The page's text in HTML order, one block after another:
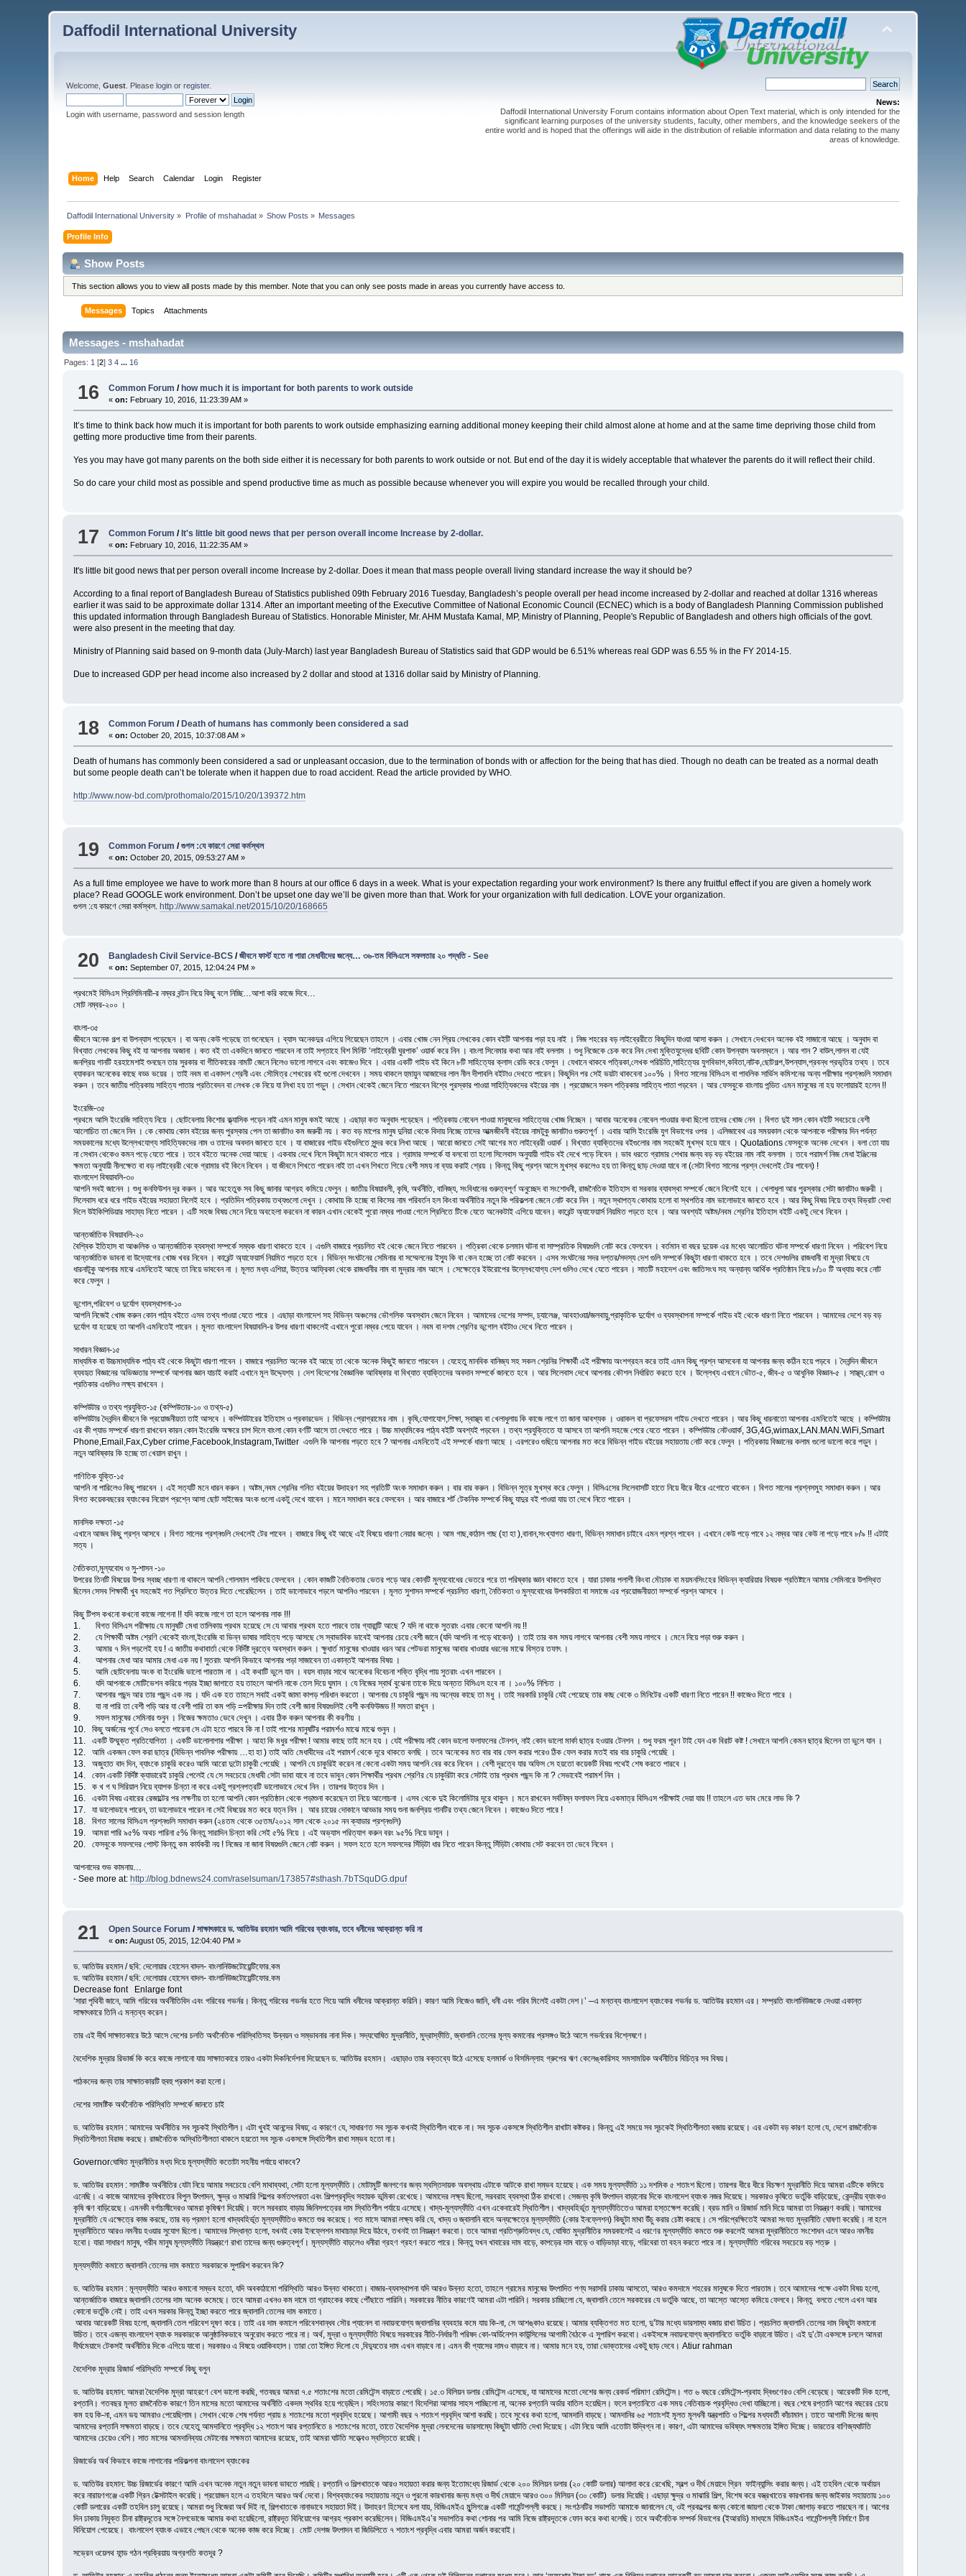
Daffodil International University
Welcome,Guest . Pleaselogin orregister.
Login with username, password and session length
News:
Daffodil International University Forum contains information about Open Text material, which is only intended for the
significant learning purposes of the university students, faculty, other members, and the knowledge seekers of the
entire world and is hoped that the offerings will aide in the distribution of reliable information and data relating to the many
areas of knowledge.
Home Help Search Calendar Login Register
Daffodil International University » Profile of mshahadat» Show Posts » Messages
Profile Info
Show Posts
This section allows you to view all posts made by this member. Note that you can only see posts made in areas you currently have access to.
Messages Topics Attachments
Messages - mshahadat
Pages: 1 [2]3 4 ... 16
16 Common Forum / how much it is important for both parents to work outside
«on: February 10, 2016, 11:23:39 AM »
It’s time to think back how much it is important for both parents to work outside emphasizing earning additional money keeping their child almost alone at home and at the same time depriving those child from
getting more productive time from their parents.
Yes you may have got many parents on the both side either it is necessary for both parents to work outside or not. But end of the day it is widely acceptable that whatever the parents do it will reflect their child.
So do care your child most as possible and spend productive time as much as possible because whenever you will expire you would be recalled through your child.
17 Common Forum /It's little bit good news that per person overall income Increase by 2-dollar.
«on: February 10, 2016, 11:22:35 AM »
It's little bit good news that per person overall income Increase by 2-dollar. Does it mean that mass people overall living standard increase the way it should be?
According to a final report of Bangladesh Bureau of Statistics published 09th February 2016 Tuesday, Bangladesh’s people overall per head income increased by 2-dollar and reached at dollar 1316 whereas
earlier it was said to be approximate dollar 1314. After an important meeting of the Executive Committee of National Economic Council (ECNEC) which is a body of Bangladesh Planning Commission published
this updated information through Bangladesh Bureau of Statistics. Honorable Minister, Mr. AHM Mustafa Kamal, MP, Ministry of Planning, People's Republic of Bangladesh and others high officials of the govt.
were also present in the meeting that day.
Ministry of Planning said based on 9-month data (July-March) last year Bangladesh Bureau of Statistics said that GDP would be 6.51% whereas real GDP was 6.55 % in the FY 2014-15.
Due to increased GDP per head income also increased by 2 dollar and stood at 1316 dollar said by Ministry of Planning.
18 Common Forum / Death of humans has commonly been considered a sad
«on: October 20, 2015, 10:37:08 AM »
Death of humans has commonly been considered a sad or unpleasant occasion, due to the termination of bonds with or affection for the being that has died. Though no death can be treated as a normal death
but some people death can’t be tolerate when it happen due to road accident. Read the article provided by WHO.
http://www.now-bd.com/prothomalo/2015/10/20/139372.htm
19 Common Forum /গুগল :যে কারণে সেরা কর্মস্থল
«on: October 20, 2015, 09:53:27 AM »
As a full time employee we have to work more than 8 hours at our office 6 days in a week. What is your expectation regarding your work environment? Is there any fruitful effect if you are given a homely work
place? Read GOOGLE work environment. Don’t be upset one day we’ll be given more than that. Work for your organization with full dedication. LOVE your organization.
গুগল :যে কারণে সেরা কর্মস্থল.http://www.samakal.net/2015/10/20/168665
20 Bangladesh Civil Service-BCS/জীবনে ফার্স্ট হতে না পারা মেধাবীদের জন্যে… ৩৬-তম বিসিএসে সফলতার ২০ পদ্ধতি - See
«on: September 07, 2015, 12:04:24 PM »
প্রথমেই বিসিএস প্রিলিমিনারী-র নম্বর বন্টন নিয়ে কিছু বলে নিচ্ছি…আশা করি কাজে দিবে…
মোট নম্বর-২০০ ।
বাংলা-৩৫
জীবনে অনেক গল্প বা উপন্যাস পড়েছেন । বা অন্য কেউ পড়েছে তা শুনেছেন । ব্যাস অনেকদুর এগিয়ে গিয়েছেন তাহলে । এবার খোজ নেন প্রিয় লেখকের কোন বইটি আপনার পড়া হয় নাই । নিজ শহরের বড় লাইব্রেরীতে কিছুদিন যাওয়া আসা করুন । সেখানে দেখবেন অনেক বই সাজানো আছে । অনুবাদ বা
বিখ্যাত লেখকের কিছু বই যা আপনার অজানা । কত বই তা একদিনে জানতে পারবেন না তাই সপ্তাহে বিশ মিনিট ‘লাইব্রেরী ঘুরপাক’ ওয়ার্ক করে নিন । বাংলা সিনেমার কথা আর নাই বললাম । শুধু নিজেকে চেক করে নিন দেখা মুক্তিযুদ্ধের ছবিটি কোন উপন্যাস অবলম্বনে । আর গান ? বাউল,লালন বা যেই
জনপ্রিয় গানটি হরহামেশাই শুনছেন তার সুরকার বা গীতিকারের নামটি জেনে নিলেও ভালো লাগবে এবং কাজেও দিবে । এবার একটি গাইড বই কিনে ৮টি সাহিত্যের ক্লাস রেডি করে ফেলুন । যেখানে থাকবে পত্রিকা,লেখক পরিচিতি,সাহিত্যের যুগবিভাগ,কবিতা,নাটক,ছোটগল্প,উপন্যাস,প্রবন্ধ প্রভৃতির তথ্য । তবে
ব্যাকরন অনেকের কাছে বড্ড ভয়ের । তাই নবম বা একাদশ শ্রেনী এবং সৌমিত্র শেখরের বই গুলো দেখবেন । সময় থাকলে হুমায়ুন আজাদের লাল নীল দীপাবলি বইটাও দেখতে পারেন। কিছুদিন পর সেই ভয়টা থাকবেনা ১০০% । বিগত সালের বিসিএস বা পাবলিক সার্ভিস কমিশনের অন্য পরীক্ষার প্রশ্নগুলি সমাধান
করুন । তবে জাতীয় পত্রিকায় সাহিত্য পাতার প্রতিবেদন বা লেখক কে নিয়ে যা লিখা হয় তা পড়ুন । সেখান থেকেই জেনে নিতে পারবেন বিশ্বে পুরস্কার পাওয়া সাহিত্যিকদের বইয়ের নাম । প্রয়োজনে সকল পত্রিকার সাহিত্য পাতা পড়বেন । আর ফেসবুকে বাংলায় পন্ডিত এমন মানুষের না হয় ফলোয়ারই হলেন !!
ইংরেজি-৩৫
প্রথমে আসি ইংরেজি সাহিত্য নিয়ে । ছোটবেলায় কিশোর ক্ল্যাসিক পড়েন নাই এমন মানুষ কমই আছে । এছাড়া কত অনুবাদ পড়েছেন । পত্রিকায় নোবেল পাওয়া মানুষদের সাহিত্যের খোজ নিচ্ছেন । আবার অনেকের নোবেল পাওয়ার কথা ছিলো তাদের খোজ নেন । বিগত দুই সাল কোন বইটি সবচেয়ে বেশী
আলোচিত তা জেনে নিন । কে কোথায় কোন বইয়ের জন্য পুরস্কার পেল তা জানাটাও কম জরুরী নয় । কত বড় মাপের মানুষ দুনিয়া থেকে বিদায় নিচ্ছে তাদের আত্মজীবনী বইয়ের নামটুকু জানাটাও গুরুতপূর্ণ । এবার আসি ইংরেজি যুগ বিভাগের ওপর । এলিজাবেথ এর সময়কাল থেকে আপনাকে পরীক্ষার দিন পর্যন্ত
সময়কালের মধ্যে উল্লেখযোগ্য সাহিত্যিকদের নাম ও তাদের অবদান জানতে হবে । যা বাজারের গাইড বইগুলিতে সুন্দর করে লিখা আছে । আরো জানতে সেই আগের মত লাইব্রেরী ওয়ার্ক । বিখ্যাত ব্যাক্তিদের বইগুলোর নাম সহজেই মুখস্থ হয়ে যাবে । Quotations ফেসবুকে অনেক দেখেন । বলা তো যায়
না সেখান থেকেও কমন পড়ে যেতে পারে । তবে বইতে অনেক দেয়া আছে । একবার দেখে নিলে কিছুটা মনে থাকতে পারে । গ্রামার সম্পর্কে যা বলবো তা হলো সিলেবাস অনুযায়ী গাইড বই দেখে পড়ে নিবেন । ভাব ধরতে গ্রামার শেখার জন্য বড় বড় বইয়ের নাম নাই বললাম । তবে পরামর্শ নিজ মেধা ইঞ্জিনের
ক্ষমতা অনুযায়ী নীলক্ষেত বা বড় লাইব্রেরী থেকে গ্রামার বই কিনে নিবেন । যা জীবনে শিখতে পারেন নাই তা এখন শিখতে গিয়ে বেশী সময় না ব্যয় করাই শ্রেয় । কিন্তু কিছু প্রশ্ন আসে মুখস্থ করলেও হয় তা কিন্তু ছাড় দেওয়া যাবে না (সেটা বিগত সালের প্রশ্ন দেখলেই টের পাবেন) !
বাংলাদেশ বিষয়াবলি-৩০
আপনি সবই জানেন । শুধু কনফিউশন দূর করুন । আর অহেতুক সব কিছু জানার আগ্রহ কমিয়ে ফেলুন । জাতীয় বিষয়াবলী, কৃষি, অর্থনীতি, বানিজ্য, সংবিধানের গুরুত্বপূর্ণ অনুচ্ছেদ বা সংশোধনী, রাজনৈতিক ইতিহাস বা সরকার ব্যাবস্থা সম্পর্কে জেনে নিলেই হবে । খেলাধুলা আর পুরস্কার সেটা জানাটাও জরুরী ।
সিলেবাস ধরে ধরে গাইড বইয়ের সহায়তা নিলেই হবে । প্রতিদিন পত্রিকায় তথ্যগুলো দেখুন । কোথায় কি হচ্ছে বা কিসের নাম পরিবর্তন হল কিংবা অর্থনীতির নতুন কি পরিকল্পনা জেনে নোট করে নিন । নতুন স্থাপত্য কোথায় হলো বা স্থপতির নাম ভালোভাবে জানতে হবে । আর কিছু বিষয় নিয়ে তথ্য বিভ্রাট দেখা
দিলে উইকিপিডিয়ার সাহায্য নিতে পারেন । এটি সহজ বিষয় মেনে নিয়ে অবহেলা করবেন না কারন এখান থেকেই পুরো নম্বর পাওয়া গেলে প্রিলিতে টিকে যেতে অনেকটাই এগিয়ে যাবেন। কারেন্ট অ্যাফেয়ার্স নিয়মিত পড়তে হবে । আর অবশ্যই অষ্টম/নবম শ্রেণির ইতিহাস বইটি একটু দেখে নিবেন ।
আন্তর্জাতিক বিষয়াবলি-২০
বৈশ্বিক ইতিহাস বা আঞ্চলিক ও আন্তর্জাতিক ব্যবস্থা সম্পর্কে সম্যক ধারণা থাকতে হবে । এগুলি বাজারে প্রচলিত বই থেকে জেনে নিতে পারবেন । পত্রিকা থেকে চলমান ঘটনা বা সাম্প্রতিক বিষয়গুলি নোট করে ফেলবেন । বর্তমান বা বছর দুয়েক এর মধ্যে আলোচিত ঘটনা সম্পর্কে ধারণা নিবেন । পরিবেশ নিয়ে
আন্তর্জাতিক ভাবনা বা উদ্যোগের খোজ খবর নিবেন । কারেন্ট অ্যাফেয়ার্স নিয়মিত পড়তে হবে । বিভিন্ন সংঘটনের সেমিনার বা সম্মেলনের ইস্যু কি বা কেন হচ্ছে তা নোট করবেন । এসব সংঘটনের সদর দপ্তর/সদস্য দেশ গুলি সম্পর্কে কিছুটা ধারণা থাকতে হবে । তবে দেশগুলির রাজধানী বা মুদ্রা বিষয়ে যে
ধারনাটুকু আপনার মাঝে এমনিতেই আছে তা নিয়ে ভাববেন না । মূলত মধ্য এশিয়া, উত্তর আফ্রিকা থেকে রাজধানীর নাম বা মুদ্রার নাম আসে । সেক্ষেত্রে ইউরোপের উল্লেখযোগ্য দেশ গুলিও দেখে যেতে পারেন । সাতটি মহাদেশ এবং জাতিসংঘ সহ অন্যান্য আর্থিক প্রতিষ্ঠান নিয়ে ৮/১০ টি অধ্যায় করে নোট
করে ফেলুন ।
ভুগোল,পরিবেশ ও দুর্যোগ ব্যবস্থাপনা-১০
আপনি নিজেই খোজ করুন কোন পাঠ্য বইতে এসব তথ্য পাওয়া যেতে পারে । এছাড়া বাংলাদেশ সহ বিভিন্ন অঞ্চলের ভৌগলিক অবস্থান জেনে নিবেন । আমাদের দেশের সম্পদ, চ্যালেঞ্জ, আবহাওয়া/জলবায়ু,প্রাকৃতিক দুর্যোগ ও ব্যবস্থাপনা সম্পর্কে গাইড বই থেকে ধারণা নিতে পারবেন । আমাদের দেশে বড় বড়
দুর্যোগ যা হয়েছে তা আপনি এমনিতেই পারেন । মূলত বাংলাদেশ বিষয়াবলি-র উপর ধারণা থাকলেই এখানে পুরো নম্বর পেয়ে যাবেন । নবম বা দশম শ্রেণির ভূগোল বইটাও দেখে নিতে পারেন ।
সাধারন বিজ্ঞান-১৫
মাধ্যমিক বা উচ্চমাধ্যমিক পাঠ্য বই থেকে কিছুটা ধারণা পাবেন । বাজারে প্রচলিত অনেক বই আছে তা থেকে অনেক কিছুই জানতে পারবেন । যেহেতু মানবিক বানিজ্য সহ সকল শ্রেনির শিক্ষার্থী এই পরীক্ষায় অংশগ্রহন করে তাই এমন কিছু প্রশ্ন আসবেনা যা আপনার জন্য কঠিন হয়ে পড়বে । দৈনন্দিন জীবনে
ব্যবহৃত বিজ্ঞানের অভিজ্ঞতার সম্পর্কে আপনার জ্ঞান যাচাই করাই এখানে মূল উদ্দ্যেশ্য । দেশ বিদেশের বৈজ্ঞানিক আবিষ্কার বা বিখ্যাত ব্যাক্তিদের অবদান সম্পর্কে জানতে হবে । আর সিলেবাস দেখে আপনার কৌশল নির্ধারিত করতে হবে । উল্লেখ্য এখানে ভৌত-৫, জীব-৫ ও আধুনিক বিজ্ঞান-৫ । সাস্থ্য,রোগ ও
প্রতিকার এগুলিও লক্ষ্য রাখবেন ।
কম্পিউটার ও তথ্য প্রযুক্তি-১৫ (কম্পিউতার-১০ ও তথ্য-৫)
কম্পিউটার দৈনন্দিন জীবনে কি প্রয়োজনীয়তা তাই আসবে । কম্পিউটারের ইতিহাস ও প্রকারভেদ । বিভিন্ন প্রোগ্রামের নাম । কৃষি,যোগাযোগ,শিক্ষা, স্বাস্থ্য বা খেলাধুলায় কি কাজে লাগে তা জানা আবশ্যক । ওরাকল বা প্রফেসরস গাইড দেখতে পারেন । আর কিছু ধারনাতো আপনার এমনিতেই আছে । কম্পিউটার
এর কী প্যাড সম্পর্কে ধারণা রাখবেন কারন কোন ইংরেজি অক্ষরে চাপ দিলে বাংলা কোন বর্ণটি আসে তা দেখতে পারে । উচ্চ মাধ্যমিকের পাঠ্য বইটি অবশ্যই পড়বেন । তথ্য প্রযুক্তিতে যা আসবে তা আপনি সহজে পেরে যেতে পারেন । কম্পিউটার নেটওয়ার্ক, 3G,4G,wimax,LAN.MAN.WiFi,Smart
Phone,Email,Fax,Cyber crime,Facebook,Instagram,Twitter এগুলি কি আপনার পড়তে হবে ? আপনার এমনিতেই এই সম্পর্কে ধারণা আছে । এরপরেও গুছিয়ে আপনার মত করে বিভিন্ন গাইড বইয়ের সহায়তায় নোট করে ফেলুন । পত্রিকায় বিজ্ঞানের কলাম গুলো ভালো করে পড়ুন ।
নতুন আবিষ্কার কি হচ্ছে তা খেয়াল রাখুন ।
গাণিতিক যুক্তি-১৫
আপনি না পারিলেও কিছু পারবেন । এই সত্যটি মনে ধারন করুন । অষ্টম,নবম শ্রেনির গনিত বইয়ের উদাহরণ সহ প্রতিটি অংক সমাধান করুন । বার বার করুন । বিভিন্ন সুত্র মুখস্থ করে ফেলুন । বিসিএসের সিলেবাসটি হাতে নিয়ে ধীরে ধীরে এগোতে থাকেন । বিগত সালের প্রশ্নসমুহ সমাধান করুন । আর
বিগত কয়েকবছরের ব্যাংকের নিয়োগ প্রশ্নে আসা ছোট সাইজের অংক গুলো একটু দেখে যাবেন । মানে সমাধান করে ফেলবেন । আর বাজারে শর্ট টেকনিক সম্পর্কে কিছু যাদুর বই পাওয়া যায় তা দেখে নিতে পারেন ।
মানসিক দক্ষতা -১৫
এখানে আজব কিছু প্রশ্ন আসবে । বিগত সালের প্রশ্নগুলি দেখলেই টের পাবেন । বাজারে কিছু বই আছে এই বিষয়ে ধারণা নেয়ার জন্যে । আম গাছ,কাঠাল গাছ (হা হা ),বানান,সংখ্যাগত ধারণা, বিভিন্ন সমাধান চাইবে এমন প্রশ্ন পাবেন । এখানে কেউ পড়ে পাবে ১২ নম্বর আর কেউ না পড়ে পাবে ৮/৯ !! এটাই
সত্য ।
নৈতিকতা,মুল্যবোধ ও সু-শাসন -১০
উপরের তিনটি বিষয়ের উপর স্বচ্ছ ধারণা না থাকলে আপনি গোলমাল পাকিয়ে ফেলবেন । কোন কাজটি নৈতিকতার ভেতর পড়ে আর কোনটি মুল্যবোধের ভেতরে পরে তা পরিষ্কার জ্ঞান থাকতে হবে । যারা ঢাকার পলাশী কিংবা মৌচাক বা ময়মনসিংহের বিভিন্ন ক্যারিয়ার বিষয়ক প্রতিষ্টানে আমার সেমিনারে উপস্থিত
ছিলেন সেসব শিক্ষার্থী খুব সহজেই গত প্রিলিতে উত্তর দিতে পেরেছিলেন । তাই ভালোভাবে পড়লে আপনিও পারবেন । মূলত সুশাসন সম্পর্কে প্রচলিত ধারণা, নৈতিকতা ও মুল্যবোধের উপকারিতা বা সমাজে এর প্রয়োজনীয়তা সম্পর্কে প্রশ্ন আসবে ।
কিছু টিপস কখনো কখনো কাজে লাগেনা !! যদি কাজে লাগে তা হলে আপনার লাক !!!
1. বিগত বিসিএস পরীক্ষায় যে মানুষটি মেধা তালিকায় প্রথম হয়েছে সে যে আবার প্রথম হতে পারবে তার গ্যারান্টি আছে ? যদি না থাকে সুতরাং এবার কেনো আপনি নয় !!
2. যে শিক্ষার্থী অষ্টম শ্রেণি থেকেই বাংলা,ইংরেজি বা ভিন্ন ভাষার সাহিত্য পড়ে আসছে সে স্বাভাবিক ভাবেই আপনার চেয়ে বেশী জানে (যদি আপনি না পড়ে থাকেন) । তাই তার কম সময় লাগবে আপনার বেশী সময় লাগবে । মেনে নিয়ে পড়া শুরু করুন ।
3. আমার ৭ দিন পড়লেই হয় ! এ জাতীয় কথাবার্তা থেকে নির্দিষ্ট দূরত্বে অবস্থান করুন । ক্ষুধার্ত মানুষের খাওয়ার ধরন আর পেটভরা মানুষের আবার খাওয়ার ধরনের মাঝে বিস্তর তফাৎ ।
4. আপনার মেধা আর আমার মেধা এক নয় ! সুতরাং আপনি কিভাবে আপনার পড়া সাজাবেন তা একান্তই আপনার বিষয় ।
5. আমি ছোটবেলায় অংক বা ইংরেজি ভালো পারতাম না । এই কথাটি ভুলে যান । বয়স বাড়ার সাথে অনেকের বিবেচনা শক্তি বৃদ্ধি পায় সুতরাং এখন পারবেন ।
6. যদি আপনাকে মোটিভেশন করিয়ে পড়ার ইচ্ছা জাগাতে হয় তাহলে আপনি নাকে তেল দিয়ে ঘুমান । যে নিজের স্বার্থ বুঝেনা তাকে দিয়ে অন্তত বিসিএস হবে না । ১০০% নিশ্চিত ।
7. আপনার পছন্দ আর তার পছন্দ এক নয় । যদি এক হত তাহলে সবাই একই জামা কাপড় পরিধান করতো । আপনার যে চাকুরি পছন্দ নয় অন্যের কাছে তা মধু । তাই সরকারি চাকুরি যেই পেয়েছে তার কাছ থেকে ৩ মিনিটের একটি ধারণা নিতে পারেন !! কাজেও দিতে পারে ।
8. যা না পারি তা বেশী পড়ি আর যা বেশী পারি তা কম পড়ি =পরীক্ষার দিন তাই বেশী জানা বিষয়গুলিই বেশী কনফিউজড !! সমতা রাখুন ।
9. সফল মানুষের সেমিনার শুনুন । নিজের ক্ষমতাও ভেবে দেখুন । এবার ঠিক করুন আপনার কী করণীয় ।
10. কিছু অর্জনের পূর্বে সেও বলতে পারেনা সে এটা হতে পারবে কি না ! তাই পাশের মানুষটির পরামর্শও মাঝে মাঝে শুনুন ।
11. একটি উম্মুক্ত প্রতিযোগিতা । একটি ভালোলাগার পরীক্ষা । আহা কি মধুর পরীক্ষা ! আমার কাছে তাই মনে হয় । যেই পরীক্ষায় নাই কোন ভালো ফলাফলের টেনশন, নাই কোন ভালো মার্কা ছাত্র হওয়ার টেনশন । শুধু ফরম পূরণ টাই যেন এক বিরাট কষ্ট ! সেখানে আপনি কেমন ছাত্র ছিলেন তা ভুলে যান ।
12. আমি একজন ফেল করা ছাত্র (বিভিন্ন পাবলিক পরীক্ষায় …হা হা ) তাই অতি মেধাবীদের এই পরামর্শ থেকে দূরে থাকতে বলছি । তবে অনেকের মত বার বার ফেল করার পরেও ঠিক ফেল করার মতই বার বার চাকুরি পেয়েছি ।
13. অজুহাত বাদ দিন, ব্যাংকে চাকুরি করেও আমি আরো দুটো চাকুরী পেয়েছি । আপনি যে চাকুরিই করেন না কেনো একটা সময় আপনি বের করে নিবেন । বেশী দূরত্বে যার অফিস সে হয়তো কয়েকটি বিষয় পথেই শেষ করতে পারবে ।
14. কোন একটি নির্দিষ্ট ক্যাডারেই চাকুরি পেলেই যে সে সবচেয়ে মেধাবী সেটা ভাবা যাবে না তবে ভাবুন কোন শিক্ষার্থীর প্রথম শ্রেণির যে চাকুরিটা করে সেটাই তার প্রথম পছন্দ কি না ? সেভাবেই পরামর্শ নিন ।
15. ক খ গ ঘ সিরিয়াল নিয়ে ব্যাপক চিন্তা না করে একটু প্রশ্নপত্রটি ভালোভাবে দেখে নিন । তারপর উত্তর দিন ।
16. একটা বিষয় এবারের রেজাল্টের পর লক্ষণীয় তা হলো আপনি কোন প্রতিষ্ঠান থেকে পড়াশুনা করেছেন তা নিয়ে আলোচনা । এসব থেকে দুই কিলোমিটার দূরে থাকুন । মনে রাখবেন সর্বনিম্ন ফলাফল নিয়ে একমাত্র বিসিএস পরীক্ষাই দেয়া যায় !! তাহলে এত ভাব মেরে লাভ কি ?
17. যা ভালোভাবে পারেন, তা ভালোভাবে পারেন না সেই বিষয়ের মত করে যত্ন নিন । আর চায়ের দোকানে আড্ডার সময় শুনা জনপ্রিয় গানটির তথ্য জেনে নিবেন । কাজেও দিতে পারে !
18. বিগত সালের বিসিএস প্রশ্নগুলি সমাধান করুন (২৪তম থেকে ৩৫তম/২০১২ সাল থেকে ২০১৫ নন ক্যাডার প্রশ্নগুলি)
19. আমরা পারি ৯৫% অথচ পারিনা ৫% কিন্তু সারাদিন চিন্তা করি সেই ৫% নিয়ে । এই অভ্যাস পরিত্যাগ করুন বরং ৯৫% নিয়ে ভাবুন ।
20. ফেসবুকে সফলদের পোস্ট কিন্তু কম কার্যকরী নয় ! নিজের না জানা বিষয়গুলি জেনে নোট করুন । সফল হতে হলে সফলদের সিঁড়িটা ধার নিতে পারেন কিন্তু সিঁড়িটা কোথায় সেট করবেন তা ভেবে নিবেন ।
আপনাদের শুভ কামনায়…
- See more at: http://blog.bdnews24.com/raselsuman/173857#sthash.7bTSquDG.dpuf
21 Open Source Forum /সাক্ষাৎকারে ড. আতিউর রহমান আমি গরিবের ব্যাংকার, তবে ধনীদের আক্রান্ত করি না
«on: August 05, 2015, 12:04:40 PM »
ড. আতিউর রহমান / ছবি: দেলোয়ার হোসেন বাদল- বাংলানিউজটোয়েন্টিফোর.কম
ড. আতিউর রহমান / ছবি: দেলোয়ার হোসেন বাদল- বাংলানিউজটোয়েন্টিফোর.কম
Decrease font Enlarge font
‘সারা পৃথিবী জানে, আমি গরিবের অর্থনীতিবিদ এবং গরিবের গভর্নর। কিন্তু গরিবের গভর্নর হতে গিয়ে আমি ধনীদের আক্রান্ত করিনি। কারণ আমি নিজেও জানি, ধনী এবং গরিব মিলেই একটা দেশ।’ –এ মন্তব্য বাংলাদেশ ব্যাংকের গভর্নর ড. আতিউর রহমান এর। সম্প্রতি বাংলানিউজকে দেওয়া এক‍ান্ত
সাক্ষাৎকারে তিনি এ মন্তব্য করেন।
তার এই দীর্ঘ সাক্ষাতকারে উঠে আসে দেশের চলতি অর্থনৈতিক পরিস্থিতিসহ উন্নয়ন ও সম্ভাবনার নানা দিক। সদ্যঘোষিত মুদ্রানীতি, মুদ্রাস্ফীতি, জ্বালানি তেলের মূল্য কমানোর প্রসঙ্গও উঠে আসে গভর্নরের বিশ্লেষণে।
বৈদেশিক মুদ্রার রিভার্জ কি করে কাজে লাগানো যায় সাক্ষাতকারে তারও একটা দিকনির্দেশনা দিয়েছেন ড. আতিউর রহমান। এছাড়াও তার বক্তব্যে উঠে এসেছে হলমার্ক ও বিসমিল্লাহ গ্রুপের ঋণ কেলেঙ্কারিসহ সমসাময়িক অর্থনীতির বিচিত্র সব বিষয়।
পাঠকদের জন্য তার সাক্ষাতকারটি হুবহু প্রকাশ করা হলো।
দেশের সামষ্টিক অর্থনৈতিক পরিস্থিতি সম্পর্কে জানতে চাই
ড. আতিউর রহমান : আমাদের অর্থনীতির সব সূচকই স্থিতিশীল। এটা খুবই আনন্দের বিষয়; এ কারণে যে, সাধারণত সব সূচক কখনই স্থিতিশীল থাকে না। সব সূচক একসঙ্গে স্থিতিশীল রাখাটা কষ্টকর। কিন্তু এই সময়ে সব সূচকেই স্থিতিশীলতা বজায় রয়েছে। এর একটা বড় কারণ হলো যে, দেশে রাজনৈতিক
স্থিতিশীলতা বিরাজ করছে। রাজনৈতিক অস্থিতিশীলতা থাকলে হয়তো সব সূচক একসঙ্গে স্থিতিশীল রাখা সম্ভব হতো না।
Governorঘোষিত মুদ্রানীতির মধ্য দিয়ে মূল্যস্ফীতি কতোটা সহনীয় পর্যায়ে থাকবে?
ড. আতিউর রহমান : সামষ্টিক অর্থনীতির যেটা নিয়ে আমার সবচেয়ে বেশি মাথাব্যথা, সেটা হলো মূল্যস্ফীতি। মোটামুটি জনগণের জন্য স্বস্তিদায়ক অবস্থায় এটাকে আটকে রাখা সম্ভব হয়েছে। এক সময় মূল্যস্ফীতি ১১ দশমিক ৫ শতাংশ ছিলো। তারপর ধীরে ধীরে বিচক্ষণ মুদ্রানীতি দিয়ে আমরা এটিকে কমিয়ে
এনেছি। এ কাজে আমাদের কৃষিখাতের বিপুল উৎপাদন, ক্ষুদ্র ও মাঝারি শিল্পের কর্মতৎপরতা এবং শিল্পপ্রবৃদ্ধি সহায়ক ভূমিকা রেখেছে। আমাদের লক্ষ্য ছিলো, সরবরাহ ব্যবস্থা ঠিক রাখবো। সেজন্য কৃষি উৎপাদন বাড়ানোর দিকে বাংলাদেশ ব্যাংক নজর দিয়েছে। সরকারও কৃষিতে ভর্তুকি বাড়িয়েছে, কেন্দ্রীয় ব্যাংকও
কৃষি ঋণ বাড়িয়েছে। এমনকী বর্গাচাষীদেরও আমরা কৃষিঋণ দিয়েছি। ফলে সরবরাহ বাড়ায় জিনিসপত্রের দাম স্থিতিশীল পর্যায়ে এসেছে। খাদ্য-মূল্যস্ফীতি এখন একেবারেই স্থিতিশীল। খাদ্যবহির্ভূত মূল্যস্ফীতিতেও আমরা হস্তক্ষেপ করেছি। ব্রড মানি ও রিজার্ভ মানি দিয়ে আমরা তা নিয়ন্ত্রণ করছি। আমাদের
মুদ্রানীতি যে এক্ষেত্রে কাজ করছে, তার বড় প্রমাণ হলো খাদ্যবহির্ভূত মূল্যস্ফীতিও কমতে শুর করেছে। গত মাসে আমরা লক্ষ্য করি যে, খাদ্য ও জ্বালানি বাদে অন্যক্ষেত্রে মূল্যস্ফীতি (কোর ইনফ্লেশন) কিছুটা মাথা উঁচু করার চেষ্টা করছে। সে পরিপ্রেক্ষিতেই আমরা সংযত মুদ্রানীতি ঘোষণা করেছি। না হলে
মুদ্রানীতিতে আরও নমনীয় হওয়ার সুযোগ ছিলো। আমাদের সিদ্ধান্ত হলো, যখনই কোর ইনফ্লেশন মাথাচাড়া দিয়ে উঠবে, তখনই তা নিয়ন্ত্রণ করবো। তবে আমরা প্রতিশ্রুতিবদ্ধ যে, ঘোষিত মুদ্রানীতির সময়কালেই এ ধরণের মুল্যস্ফীতি কমতে শুরু করলেই আমরা মুদ্রানীতিতে সংশোধন এনে আরও নমনীয়
হবো। যারা সাধারণ মানুষ, গরীব মানুষ মূল্যস্ফীতি নিয়ন্ত্রণে রাখা তাদের জন্য গুরুত্বপূর্ণ। মূল্যস্ফীতি বাড়লেও ধনীরা গ্রহণ গ্রহণ করতে পারে। কিন্তু যখন খাবারের দাম বাড়ে, কাপড়ের দাম বাড়ে ও বাড়িভাড়া বাড়ে, গরিবেরা তা বহন করতে পারে না। মূল্যস্ফীতি গরিবের সবচেয়ে বড় শত্রু ।
মূল্যস্ফীতি কমাতে জ্বালানি তেলের দাম কমাতে সরকারকে সুপারিশ করবেন কি?
ড. আতিউর রহমান : মূল্যস্ফীতি আরও কমানো সম্ভব হতো, যদি অবকাঠামো পরিস্থিতি আরও উন্নত থাকতো। বাজার-ব্যবস্থাপনা যদি আরও উন্নত হতো, তাহলে গ্রামের মানুষের উৎপাদিত পণ্য সরাসরি ঢাকায় আসতো, আরও কমদামে শহরের মানুষকে দিতে পারতাম। তবে আমাদের পক্ষে একটা বিষয় হলো,
আন্তর্জাতিক বাজারে জ্বালানি তেলের দাম অনেক কমেছে। তবে আমরা এখনও কম দামে তা গ্রাহকের কাছে পৌঁছাতে পারিনি। সরকারের নীতির কারণেই আমরা এটা পারিনি। সরকার চাচ্ছিলো যে, জ্বালানি তেলে সরকারের যে ভর্তুকি আছে, তা আস্তে আস্তে কমিয়ে ফেলবে। কিন্তু বলতে গেলে এখন আর
কোনো ভর্তুকি নেই। তাই এখন সরকার কিন্তু ইচ্ছা করতে পারে জ্বালানি তেলের দাম কমাতে।
আবার আরেকটি বিষয় হলো, জ্বালানি তেল পরিবেশ দূষণ করে। তাই এর দাম কমালে পরিবেশবান্ধব সৌর প্যানেল বা নবায়নযোগ্য জ্বালানির ব্যবহার কমে যায় কি-না, সে আশঙ্কাও রয়েছে। আমার ব্যক্তিগত মত হলো, দু’টার মধ্যে ভারসাম্য বজায় রাখা উচিত। প্রচলিত জ্বালানি তেলের দাম কিছুটা কমানো
উচিত। তবে এজন্য বাংলাদেশ ব্যাংক সরকারকে আনুষ্ঠানিকভাবে অনুরোধ করতে পারে না। অর্থ, মুদ্রা ও মূল্যস্ফীতি বিষয়ে সরকারের নীতি-নির্ধারণী পরিষদ কো-অর্ডিনেশন কাউন্সিলের আগামী বৈঠকে এ সুপারিশ করবো। একইসঙ্গে নবায়নযোগ্য জ্বালানিতে ভর্তুকি বাড়ানো উচিত। এই দু’টো একসঙ্গে চললে আমরা
দীর্ঘমেয়াদে টেকসই অর্থনীতির দিকে এগিয়ে যাবো। সরকারও এ বিষয়ে ওয়াকিবহাল। তারা তো ইঙ্গিত দিলো যে ,বিদ্যুতের দাম এখন বাড়াবে না। এমন কী গ্যাসের দামও বাড়াবে না। আমার মনে হয়, তারা ভোক্তাদের একটু ছাড় দেবে। Atiur rahman
বৈদেশিক মুদ্রার রিজার্ভ পরিস্থিতি সম্পর্কে কিছু বলুন
ড. আতিউর রহমান: আমরা বৈদেশিক মুদ্রা আহরণে বেশ ভালো করছি, গতবছর আমরা ৭.৫ শতাংশের মতো রেমিটেন্স বাড়াতে পেরেছি। ১৫.৩ বিলিয়ন ডলার রেমিটেন্স এসেছে, যা আমাদের মতো দেশের জন্য রেকর্ড পরিমাণ রেমিটেন্স। গত ৬ বছরে রেমিটেন্স-প্রবাহ দ্বিগুণেরও বেশি বেড়েছে। আরেকটি দিক হলো,
রপ্তানি। গতবছর মূলত রাজনৈতিক কারণে তিন মাসের মতো আমাদের অর্থনীতি একদম স্থবির হয়ে পড়েছিল। সহিংসতার কারণে বিদেশিরা আসার সাহস পাচ্ছিলো না, অনেক রপ্তানি অর্ডার বাতিল হয়েছিল। ফলে রপ্তানিতে এক সময় নেতিবাচক প্রবৃদ্ধিও দেখা যাচ্ছিলো। বছর শেষে রপ্তানি আগের বছরের চেয়ে
কম হয় কি-না, এমন ভয় আমরাও পেয়েছিলাম। সেখান থেকে শেষ পর্যন্ত প্রায় ৪ শতাংশের মতো প্রবৃদ্ধি হয়েছে। আগামী বছর ৭ শতাংশ প্রবৃদ্ধি আশা করছি। তবে সুখের কথা হলো, আমদানি বাড়ছে। আমদানির ৬৫ শতাংশই মূলত মূলধনী যন্ত্রপাতি ও শিল্পের মধ্যবর্তী কাঁচামাল। তাতে আগামী দিনের জন্য
আমাদের রপ্তানি সক্ষমতা বাড়ছে। তবে যেহেতু আমদানিতে প্রবৃদ্ধি ১২ শতাংশ আর রপ্তানিতে ৪ শতাংশের মতো, তাতে বৈদেশিক মুদ্রা লেনদেনের ভারসাম্যে কিছুটা ঘাটতি দেখা দিয়েছে। এটা নিয়ে আমি এতোটা উদ্বিগ্ন না। কারণ, এটা আমাদের ভবিষ্যৎ সক্ষমতার ইঙ্গিত দিচ্ছে। ভারতের বাণিজ্যঘাটতি
আমাদের চেয়েও বেশি। সাত মাসের আমদানিব্যয় মেটানোর সক্ষমতা আমাদের রয়েছে, তাই আমরা ঘাটতি সত্ত্বেও স্বস্তিতে রয়েছি।
রিজার্ভের অর্থ কিভাবে কাজে লাগানোর পরিকল্পনা বাংলাদেশ ব্যাংকের
ড. আতিউর রহমান: উচ্চ রিজার্ভের কারণে আমি এখন অনেক নতুন নতুন ভাবনা ভাবতে পারছি। রপ্তানি ও শিল্পখাতকে আরও সহায়তা করার জন্য ইতোমধ্যে রিজার্ভ থেকে ২০০ মিলিয়ন ডলার (২০ কোটি ডলার) আলাদা করে রেখেছি, স্বল্প ও দীর্ঘ মেয়াদে গ্রিন ফাইন্যান্সিং করার জন্য। এই তহবিল থেকে অর্থায়ন
করে নারায়ণগঞ্জে একটি গ্রিন টেক্সটাইল করেছি। প্রয়োজন হলে এ তহবিলে আরও অর্থ দেবো। বিশ্বব্যাংকের সহায়তায় নতুন ও পুরনো কারখানার জন্য মধ্য ও দীর্ঘ মেয়াদে আরও ৩০০ মিলিয়ন (৩০ কোটি) ডলার দিয়েছি। এছাড়া ক্ষুদ্র ও মাঝারি শিল্প, বিশেষ করে বস্ত্রখাতের কারখানার জন্য জাইকার সহায়তায় ১০০
কোটি ডলারের একটি তহবিল চালু রয়েছে। আমরা শুধু নিজেরা অর্থ দিই না, শিল্পখাতকে নানাভাবে সহায়তা দিই। উদাহরণ হিসেবে বলা যায়, বিজিএমইএ মুন্সিগঞ্জে একটি গার্মেন্টপল্লী করছে। সংগঠনটির সভাপতি আমাকে জানালেন যে, ওই প্রকল্পের জন্য কোনো জায়গা থেকে টাকা জোগাড় করতে পারছেন না। আগের
দিন ঢাকায় নিযুক্ত চীনা রাষ্ট্রদূতের সঙ্গে নৈশভোজে আমার কথা হয়েছিলো, রাষ্ট্রদূত বিনিয়োগের আগ্রহ প্রকাশ করেছিলেন। বিজিএমইএ’র সভাপতির কথা শোনার পর আমি নিজে রাষ্ট্রদূতকে ফোন করে কথা বলেছি। তবে অর্থনৈতিক সম্পর্ক বিভাগের (ইআরডি) মাধ্যমে বিজিএমইএ গার্মেন্টপল্লী নির্মাণে চীনা
বিনিয়োগ পেয়েছে। বাংলাদেশ ব্যাংক এভাবে পেছন থেকে অনেক কাজ করে দিচ্ছে। মোট দেশজ উৎপাদন বা জিডিপিতে ৭ শতাংশ প্রবৃদ্ধি এবার আমরা অর্জন করবোই।
সভ্রেন ওয়েলথ ফান্ড গঠন প্রক্রিয়ায় অগ্রগতি কতদূর ?